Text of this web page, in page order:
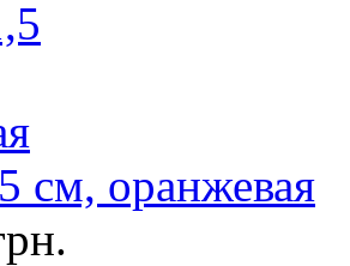
см, оранжевая